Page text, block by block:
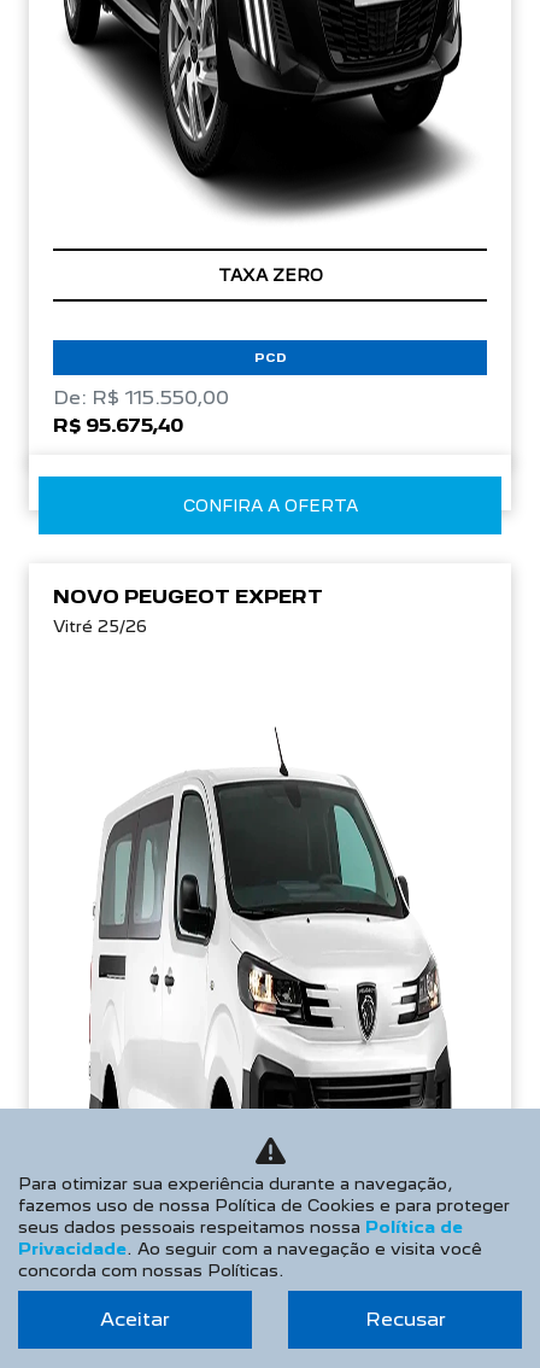
TAXA ZERO
PCD
De: R$ 115.550,00
R$ 95.675,40
CONFIRA A OFERTA
NOVO PEUGEOT EXPERT
Vitré 25/26
Para otimizar sua experiência durante a navegação,
fazemos uso de nossa Política de Cookies e para proteger
seus dados pessoais respeitamos nossa Política de
Privacidade. Ao seguir com a navegação e visita você
concorda com nossas Políticas.
Aceitar Recusar